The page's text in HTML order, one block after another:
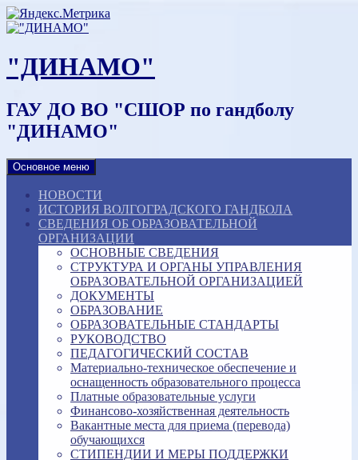
Наверх
"ДИНАМО"
ГАУ ДО ВО "СШОР по гандболу
"ДИНАМО"
Основное меню
НОВОСТИ
ИСТОРИЯ ВОЛГОГРАДСКОГО ГАНДБОЛА
СВЕДЕНИЯ ОБ ОБРАЗОВАТЕЛЬНОЙ
ОРГАНИЗАЦИИ
ОСНОВНЫЕ СВЕДЕНИЯ
СТРУКТУРА И ОРГАНЫ УПРАВЛЕНИЯ
ОБРАЗОВАТЕЛЬНОЙ ОРГАНИЗАЦИЕЙ
ДОКУМЕНТЫ
ОБРАЗОВАНИЕ
ОБРАЗОВАТЕЛЬНЫЕ СТАНДАРТЫ
РУКОВОДСТВО
ПЕДАГОГИЧЕСКИЙ СОСТАВ
Материально-техническое обеспечение и
оснащенность образовательного процесса
Платные образовательные услуги
Финансово-хозяйственная деятельность
Вакантные места для приема (перевода)
обучающихся
СТИПЕНДИИ И МЕРЫ ПОДДЕРЖКИ